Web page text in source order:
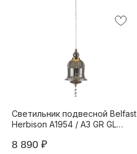
Светильник подвесной Belfast
Herbison A1954 / A3 GR GL
8 890 ₽